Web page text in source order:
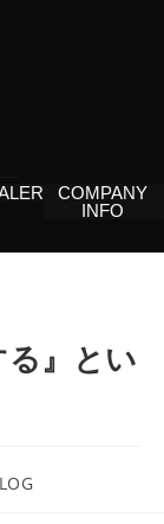
COMPANY
INFO
』とい